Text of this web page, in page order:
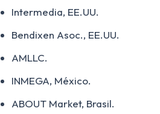
Intermedia, EE.UU.
Bendixen Asoc., EE.UU.
AMLLC.
INMEGA, México.
ABOUT Market, Brasil.